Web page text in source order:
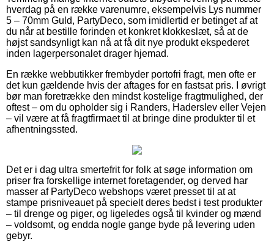
hverdag på en række varenumre, eksempelvis Lys nummer
5 – 70mm Guld, PartyDeco, som imidlertid er betinget af at
du når at bestille forinden et konkret klokkeslæt, så at de
højst sandsynligt kan nå at få dit nye produkt ekspederet
inden lagerpersonalet drager hjemad.
En række webbutikker frembyder portofri fragt, men ofte er
det kun gældende hvis der aftages for en fastsat pris. I øvrigt
bør man foretrække den mindst kostelige fragtmulighed, der
oftest – om du opholder sig i Randers, Haderslev eller Vejen
– vil være at få fragtfirmaet til at bringe dine produkter til et
afhentningssted.
Det er i dag ultra smertefrit for folk at søge information om
priser fra forskellige internet foretagender, og derved har
masser af PartyDeco webshops været presset til at at
stampe prisniveauet på specielt deres bedst i test produkter
– til drenge og piger, og ligeledes også til kvinder og mænd
– voldsomt, og endda nogle gange byde på levering uden
gebyr.